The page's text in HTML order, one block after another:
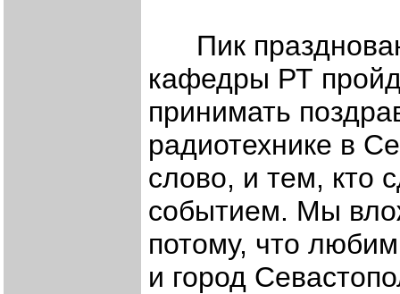
Пик
кафедры РТ
принимать
радиотехнике в
слово, и тем, кто
событием. Мы
потому, что
и город